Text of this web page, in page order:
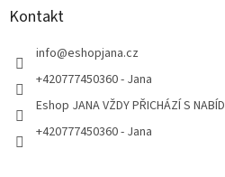
Kontakt
info@eshopjana.cz
+420777450360 - Jana
Eshop JANA VŽDY PŘICHÁZÍ S
+420777450360 - Jana